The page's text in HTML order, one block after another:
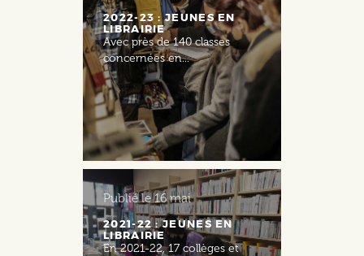
2022-23 : JEUNES EN
LIBRAIRIE
Avec près de 140 classes
concernées en...
Publié le16 mai
2021-22 : JEUNES EN
LIBRAIRIE
En 2021-22, 17 collèges et